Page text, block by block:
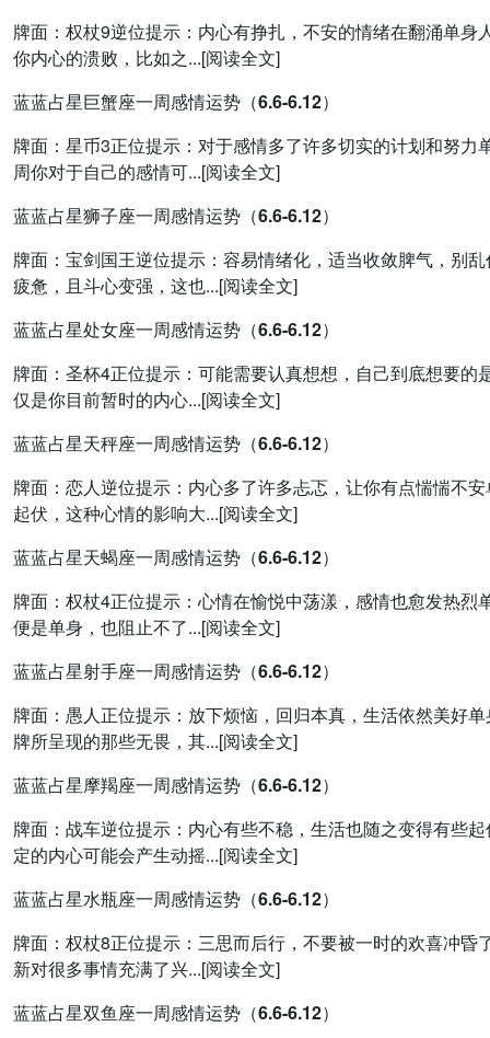
牌面：权杖9逆位提示：内心有挣扎，不安的情绪在翻涌单
你内心的溃败，比如之...[阅读全文]
蓝蓝占星巨蟹座一周感情运势（6.6-6.12）
牌面：星币3正位提示：对于感情多了许多切实的计划和努
周你对于自己的感情可...[阅读全文]
蓝蓝占星狮子座一周感情运势（6.6-6.12）
牌面：宝剑国王逆位提示：容易情绪化，适当收敛脾气，别
疲惫，且斗心变强，这也...[阅读全文]
蓝蓝占星处女座一周感情运势（6.6-6.12）
牌面：圣杯4正位提示：可能需要认真想想，自己到底想要
仅是你目前暂时的内心...[阅读全文]
蓝蓝占星天秤座一周感情运势（6.6-6.12）
牌面：恋人逆位提示：内心多了许多忐忑，让你有点惴惴不
起伏，这种心情的影响大...[阅读全文]
蓝蓝占星天蝎座一周感情运势（6.6-6.12）
牌面：权杖4正位提示：心情在愉悦中荡漾，感情也愈发热
便是单身，也阻止不了...[阅读全文]
蓝蓝占星射手座一周感情运势（6.6-6.12）
牌面：愚人正位提示：放下烦恼，回归本真，生活依然美好
牌所呈现的那些无畏，其...[阅读全文]
蓝蓝占星摩羯座一周感情运势（6.6-6.12）
牌面：战车逆位提示：内心有些不稳，生活也随之变得有些
定的内心可能会产生动摇...[阅读全文]
蓝蓝占星水瓶座一周感情运势（6.6-6.12）
牌面：权杖8正位提示：三思而后行，不要被一时的欢喜冲
新对很多事情充满了兴...[阅读全文]
蓝蓝占星双鱼座一周感情运势（6.6-6.12）